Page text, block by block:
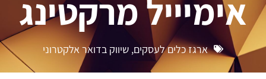
אימיייל מרקטינג
ארגז כלים לעסקים, שיווק בדואר אלקטרוני